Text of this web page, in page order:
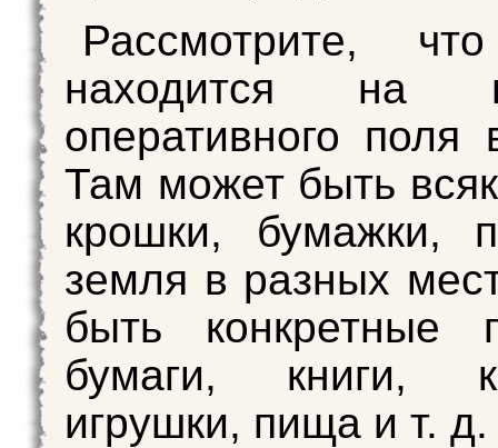
Рассмотрите,
находится на
оперативного поля
Там может быть
крошки, бумажки,
земля в разных
быть конкретные
бумаги, книги,
игрушки, пища и т. д.